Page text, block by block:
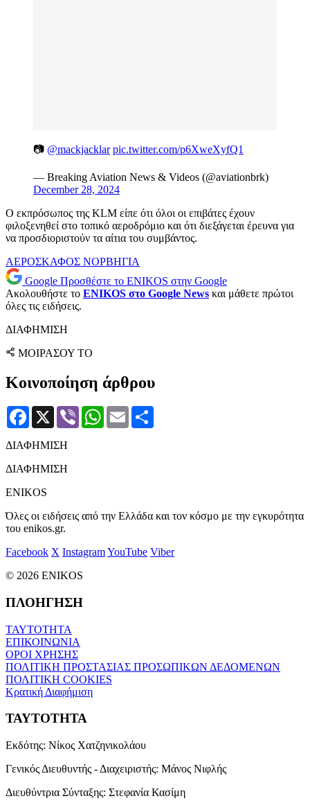
📷 @mackjacklar pic.twitter.com/p6XweXyfQ1
— Breaking Aviation News & Videos (@aviationbrk)
December 28, 2024
Ο εκπρόσωπος της KLM είπε ότι όλοι οι επιβάτες έχουν
φιλοξενηθεί στο τοπικό αεροδρόμιο και ότι διεξάγεται έρευνα για
να προσδιοριστούν τα αίτια του συμβάντος.
ΑΕΡΟΣΚΑΦΟΣ ΝΟΡΒΗΓΙΑ
Google Προσθέστε το ENIKOS στην Google
Ακολουθήστε το ENIKOS στο Google News και μάθετε πρώτοι
όλες τις ειδήσεις.
ΔΙΑΦΗΜΙΣΗ
ΜΟΙΡΑΣΟΥ ΤΟ
Κοινοποίηση άρθρου
Facebook
X Viber WhatsApp
Email
ΔΙΑΦΗΜΙΣΗ
ΔΙΑΦΗΜΙΣΗ
ENIKOS
Όλες οι ειδήσεις από την Ελλάδα και τον κόσμο με την εγκυρότητα
του enikos.gr.
Facebook X InstagramYouTube Viber
© 2026 ENIKOS
ΠΛΟΗΓΗΣΗ
ΤΑΥΤΟΤΗΤΑ
ΕΠΙΚΟΙΝΩΝΙΑ
ΟΡΟΙ ΧΡΗΣΗΣ
ΠΟΛΙΤΙΚΗ ΠΡΟΣΤΑΣΙΑΣ ΠΡΟΣΩΠΙΚΩΝ ΔΕΔΟΜΕΝΩΝ
ΠΟΛΙΤΙΚΗ COOKIES
Κρατική Διαφήμιση
ΤΑΥΤΟΤΗΤΑ
Εκδότης: Νίκος Χατζηνικολάου
Γενικός Διευθυντής - Διαχειριστής: Μάνος Νιφλής
Διευθύντρια Σύνταξης: Στεφανία Κασίμη